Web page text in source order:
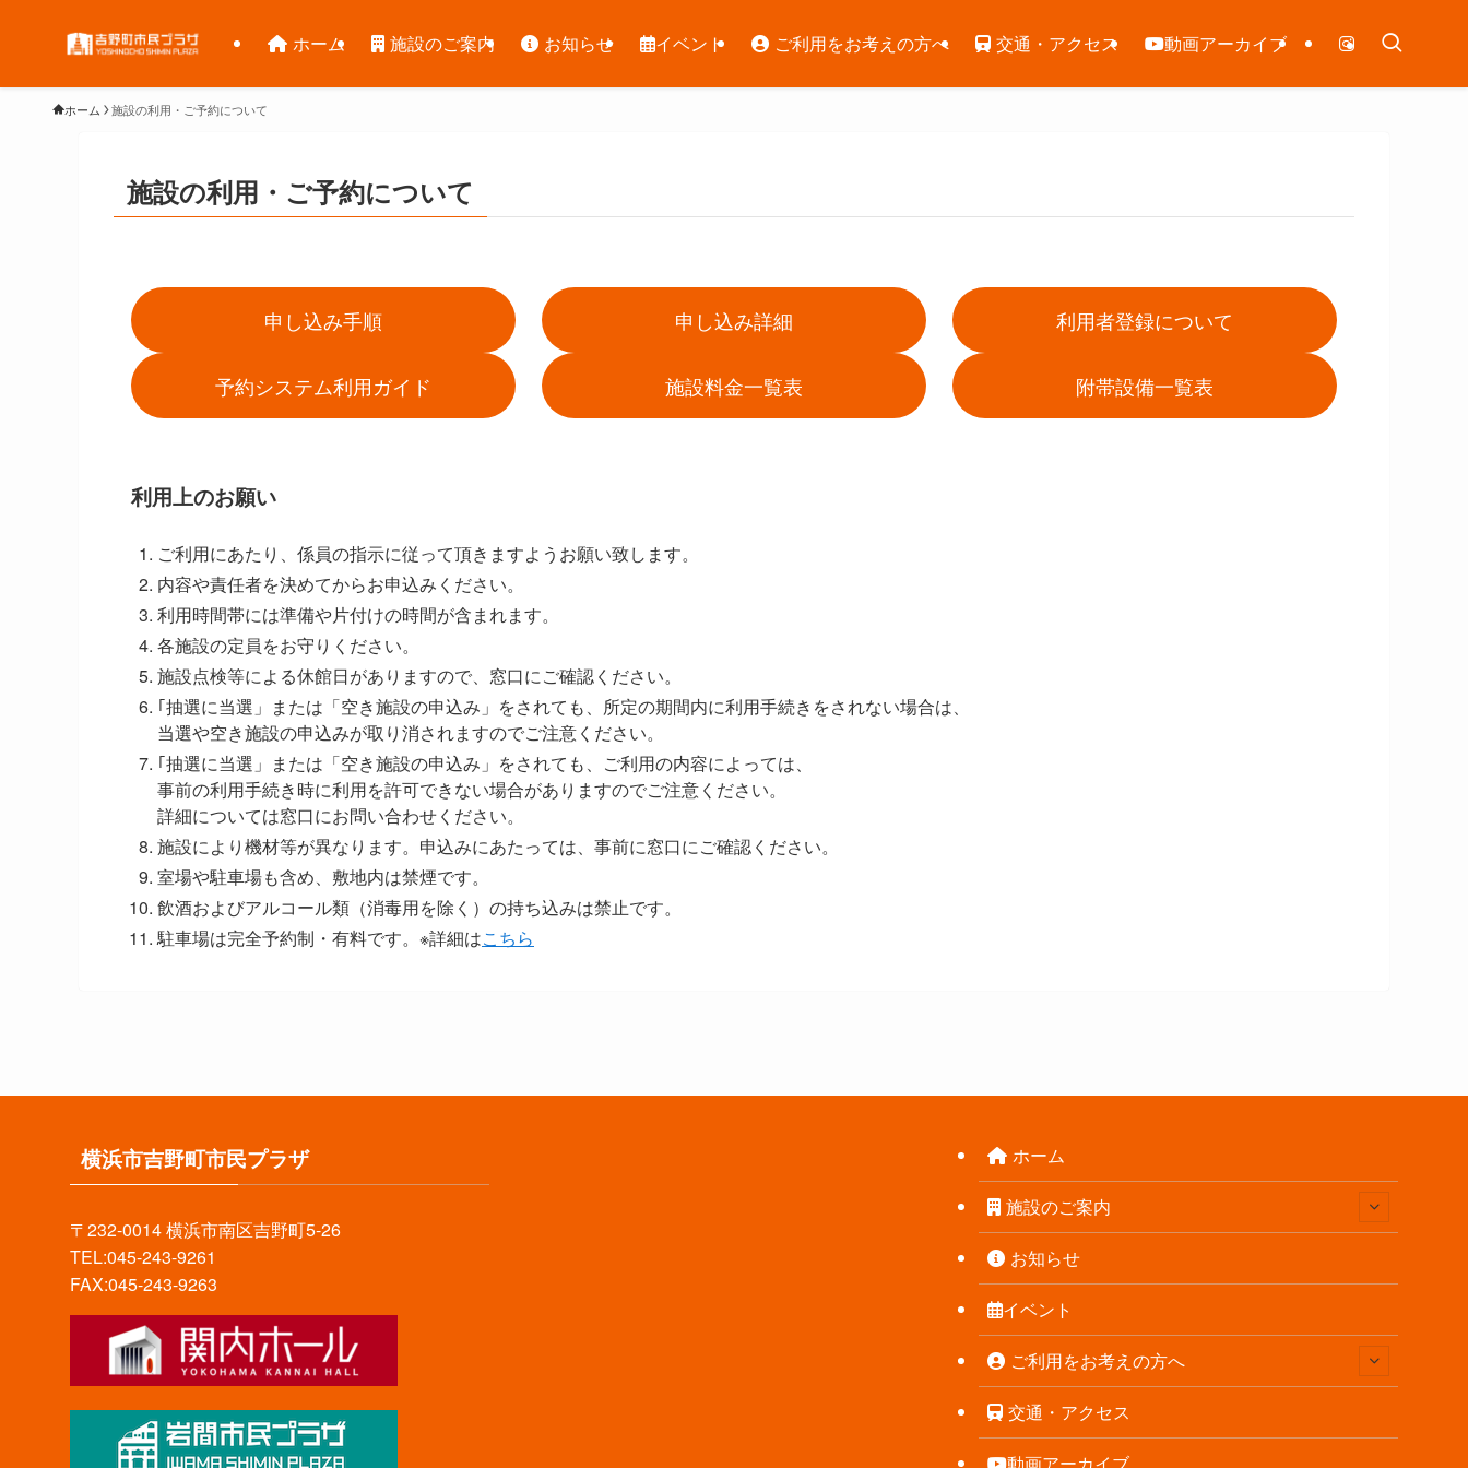
ホーム 施設のご案内 お知らせ イベント ご利用をお考えの方へ 交通・アクセス 動画アーカイブ
ホーム 施設の利用・ご予約について
施設の利用・ご予約について
申し込み手順 申し込み詳細 利用者登録について
予約システム利用ガイド 施設料金一覧表 附帯設備一覧表
利用上のお願い
ご利用にあたり、係員の指示に従って頂きますようお願い致します。
内容や責任者を決めてからお申込みください。
利用時間帯には準備や片付けの時間が含まれます。
各施設の定員をお守りください。
施設点検等による休館日がありますので、窓口にご確認ください。
｢抽選に当選」または「空き施設の申込み」をされても、所定の期間内に利用手続きをされない場合は、
当選や空き施設の申込みが取り消されますのでご注意ください。
｢抽選に当選」または「空き施設の申込み」をされても、ご利用の内容によっては、
事前の利用手続き時に利用を許可できない場合がありますのでご注意ください。
詳細については窓口にお問い合わせください。
施設により機材等が異なります。申込みにあたっては、事前に窓口にご確認ください。
室場や駐車場も含め、敷地内は禁煙です。
飲酒およびアルコール類（消毒用を除く）の持ち込みは禁止です。
駐車場は完全予約制・有料です。※詳細はこちら
横浜市吉野町市民プラザ
〒232-0014 横浜市南区吉野町5-26
TEL:045-243-9261
FAX:045-243-9263
ホーム
施設のご案内
お知らせ
イベント
ご利用をお考えの方へ
交通・アクセス